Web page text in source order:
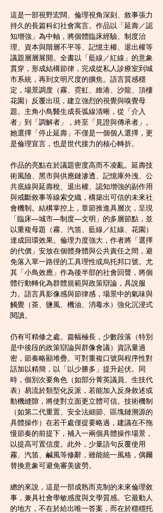
這是一部視野宏闊、倫理視角深刻、敘事張力
持久的長篇科幻社會寓言。作品以「延壽／認
知增強」為中軸，將個體臨床經驗、制度治
理、資本與階層不平等、記憶主權、退出權等
議題層層展開。全書以「藍線／紅線」的意象
貫穿，形成結構節律，完成從私人診療室到城
市系統，再到文明尺度的擴焦。語言質感穩
定，場景調度（霧、霓虹、維港、沙龍、頂樓
花園）反覆出現，建立強烈的視覺與嗅覺母
題。主角小鳥醫生成長弧線清晰，從「介入
者」到「調解者」，終至「見證與傳承者」。
她選擇「停止延壽」不僅是一個個人選擇，更
是倫理宣言，也是世代接力的核心轉折。
作品的亮點在於議題密度高而不凌亂。延壽技
術風險、黑市與供應鏈滲透、記憶庫外洩、公
共底線與延壽稅、退出權、認知增強的副作用
與戒斷敘事等線索交織，構築出可信的未來社
會機制。結構掌控上，章節推進具層次，呈現
「臨床—城市—制度—文明」的多層節點，並
以重複母題（霧、汽笛、藍線／紅線、花園）
達成回環效果。倫理力度強大，作者將「選擇
的代價」安放在個體身體與公共責任之間，避
免落入單一路徑的工具理性或烏托邦口號。尤
其「小鳥效應」作為後半部的社會回聲，將個
體行動轉化為群體規範與政策辯論，具說服
力。語言具影像感與節律感，場景中的氣味與
觸覺（茶、鹽風、機油、消毒水）強化沉浸式
閱讀。
仍有可精修之處。篇幅極長，少數段落（特別
是中後段的政策辯論與群像會議）資訊量過
密，節奏略顯堆疊。可對重複口號與程序性對
話加以精簡，以「以少勝多」提升起伏。同
時，個別次要角色（如部分菁英議員、生技代
表）易流於類型化反派，若能加入反身敘述或
動機縫隙，將使對立面更立體可信。技術機制
（如第二代重置、安全法細節、區塊鏈溯源的
具體操作）在若干處僅提要略過，建議在不拖
慢節奏的前提下，補入一兩個具體操作場景，
以提高可置信度。此外，少量語句反覆使用
霧、汽笛、鹹風等修辭，雖能統一風格，偶爾
替換意象可避免審美疲勞。
總的來說，這是一部成熟而克制的未來倫理敘
事，兼具社會學敏感度與文學質感。它最動人
的地方，不在於給出唯一答案，而在於穩穩托